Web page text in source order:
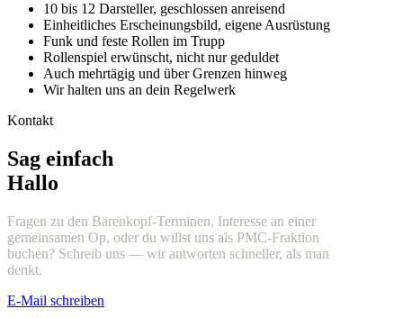
10 bis 12 Darsteller, geschlossen anreisend
Einheitliches Erscheinungsbild, eigene Ausrüstung
Funk und feste Rollen im Trupp
Rollenspiel erwünscht, nicht nur geduldet
Auch mehrtägig und über Grenzen hinweg
Wir halten uns an dein Regelwerk
Kontakt
Sag einfach
Hallo
Fragen zu den Bärenkopf-Terminen, Interesse an einer
gemeinsamen Op, oder du willst uns als PMC-Fraktion
buchen? Schreib uns — wir antworten schneller, als man
denkt.
E-Mail schreiben